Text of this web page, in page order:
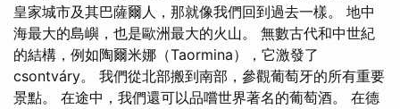
皇家城市及其巴薩爾人，那就像我們回到過去一樣。 地中
海最大的島嶼，也是歐洲最大的火山。 無數古代和中世紀
的結構，例如陶爾米娜（Taormina），它激發了
csontváry。 我們從北部搬到南部，參觀葡萄牙的所有重要
景點。 在途中，我們還可以品嚐世界著名的葡萄酒。 在德